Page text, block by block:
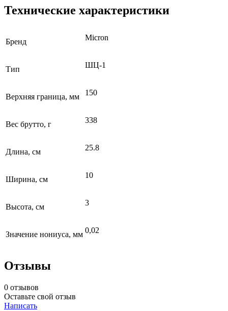
Технические характеристики
Бренд Micron
Тип ШЦ-1
Верхняя граница, мм 150
Вес брутто, г 338
Длина, см 25.8
Ширина, см 10
Высота, см 3
Значение нониуса, мм 0,02
Отзывы
0 отзывов
Оставьте свой отзыв
Написать